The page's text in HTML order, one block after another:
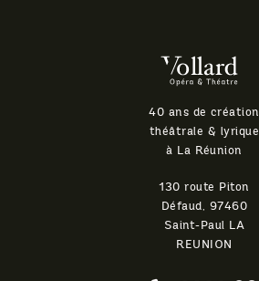
Théatre
Vollard
40 ans de création
théâtrale & lyrique
à La Réunion
130 route Piton
Défaud, 97460
Saint-Paul LA
REUNION